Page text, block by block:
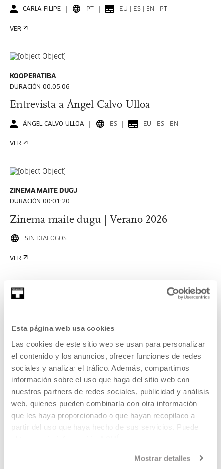
Esta página web usa cookies
Las cookies de este sitio web se usan para personalizar
el contenido y los anuncios, ofrecer funciones de redes
sociales y analizar el tráfico. Además, compartimos
información sobre el uso que haga del sitio web con
nuestros partners de redes sociales, publicidad y análisis
web, quienes pueden combinarla con otra información
que les haya proporcionado o que hayan recopilado a
partir del uso que haya hecho de sus servicios. Puede
Mostrar detalles
CARLA FILIPE PT EU | ES | EN | PT
VER
KOOPERATIBA
DURACIÓN 00:05:06
Entrevista a Ángel Calvo Ulloa
ÁNGEL CALVO ULLOA ES EU | ES | EN
VER
ZINEMA MAITE DUGU
DURACIÓN 00:01:20
Zinema maite dugu | Verano 2026
SIN DIÁLOGOS
VER
Viaje a la nada: Turismo, industria y arte
contemporáneo. Yaiza Hernández
Velázquez y Matilde Córdoba Azcarate
YAIZA HERNÁNDEZ VELÁZQUEZ, MATILDE CÓRDOBA
VER